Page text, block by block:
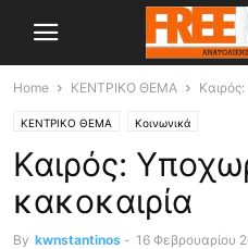
Home ΚΕΝΤΡΙΚΟ ΘΕΜΑ
ΚΕΝΤΡΙΚΟ ΘΕΜΑ Κοινωνικά
Καιρός:
κακοκαιρία
By kwnstantinos - 16 Φεβρουαρίου